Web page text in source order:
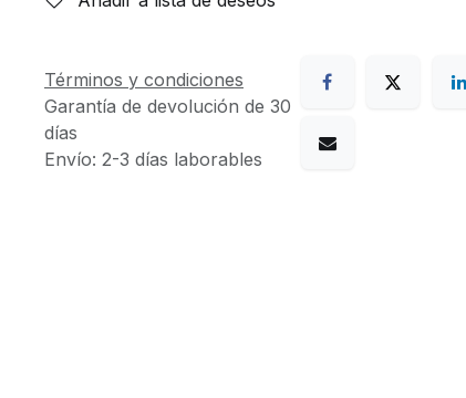
Términos y condiciones
Garantía de devolución de 30
días
Envío: 2-3 días laborables